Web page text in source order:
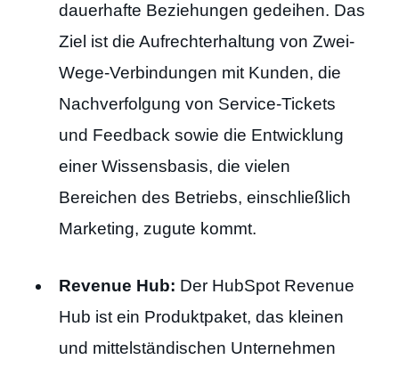
dauerhafte Beziehungen gedeihen. Das
Ziel ist die Aufrechterhaltung von Zwei-
Wege-Verbindungen mit Kunden, die
Nachverfolgung von Service-Tickets
und Feedback sowie die Entwicklung
einer Wissensbasis, die vielen
Bereichen des Betriebs, einschließlich
Marketing, zugute kommt.
Revenue Hub: Der HubSpot Revenue
Hub ist ein Produktpaket, das kleinen
und mittelständischen Unternehmen